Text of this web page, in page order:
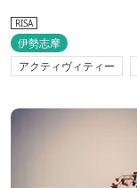
RISA
伊勢志摩
アクティヴィティー